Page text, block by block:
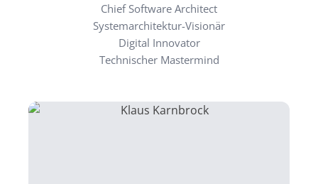
Chief Software Architect
Systemarchitektur-Visionär
Digital Innovator
Technischer Mastermind